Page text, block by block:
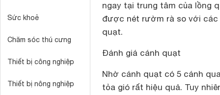
Sức khoẻ
Chăm sóc thú cưng
Thiết bị công nghiệp
Thiết bị nông nghiệp
ngay tại trung tâm của lồng
được nét rườm rà so với
quạt.
Đánh giá cánh quạt
Nhờ cánh quạt có 5 cánh
tỏa gió rất hiệu quả. Tuy